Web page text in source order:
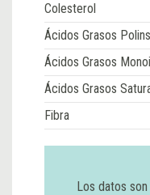
Colesterol
Ácidos Grasos
Ácidos Grasos
Ácidos Grasos
Fibra
Los datos